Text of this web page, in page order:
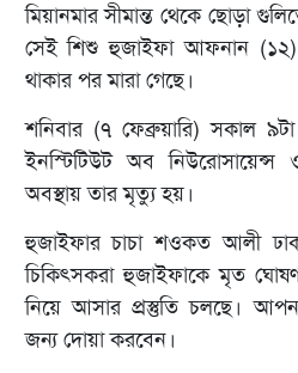
মিয়ানমার সীমান্ত থেকে ছোড়া
সেই শিশু হুজাইফা আফনান (১২)
থাকার পর মারা গেছে।
শনিবার (৭ ফেব্রুয়ারি) সকাল
ইনস্টিটিউট অব নিউরোসায়েন্স
অবস্থায় তার মৃত্যু হয়।
হুজাইফার চাচা শওকত আলী
চিকিৎসকরা হুজাইফাকে মৃত
নিয়ে আসার প্রস্তুতি চলছে।
জন্য দোয়া করবেন।